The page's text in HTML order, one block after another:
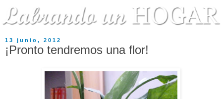
13 junio, 2012
¡Pronto tendremos una flor!